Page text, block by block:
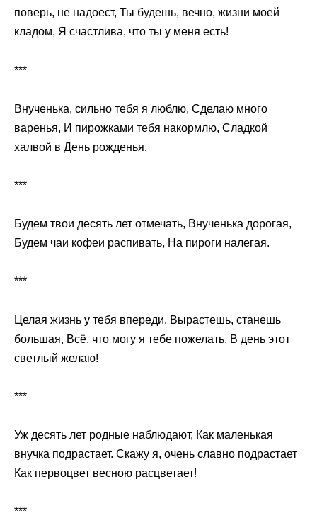
поверь, не надоест, Ты будешь, вечно, жизни моей
кладом, Я счастлива, что ты у меня есть!
***
Внученька, сильно тебя я люблю, Сделаю много
варенья, И пирожками тебя накормлю, Сладкой
халвой в День рожденья.
***
Будем твои десять лет отмечать, Внученька дорогая,
Будем чаи кофеи распивать, На пироги налегая.
***
Целая жизнь у тебя впереди, Вырастешь, станешь
большая, Всё, что могу я тебе пожелать, В день этот
светлый желаю!
***
Уж десять лет родные наблюдают, Как маленькая
внучка подрастает. Скажу я, очень славно подрастает
Как первоцвет весною расцветает!
***